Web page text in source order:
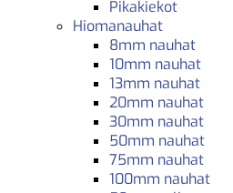
Pikakiekot
Hiomanauhat
8mm nauhat
10mm nauhat
13mm nauhat
20mm nauhat
30mm nauhat
50mm nauhat
75mm nauhat
100mm nauhat